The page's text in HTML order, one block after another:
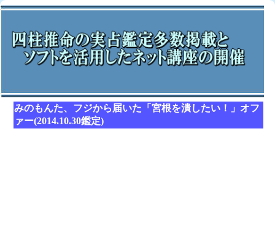
みのもんた、フジから届いた「宮根を潰したい！」オフ
ァー(2014.10.30鑑定)